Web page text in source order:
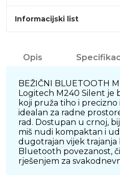
Informacijski list
Opis
BEŽIČNI BLUETOOTH
Logitech M240 Silent je
koji pruža tiho i
idealan za radne
rad. Dostupan u crnoj,
miš nudi kompaktan i
dugotrajan vijek trajanja
Bluetooth povezanost,
rješenjem za